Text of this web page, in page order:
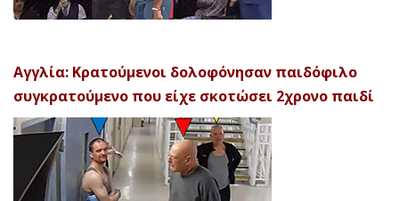
Αγγλία: Κρατούμενοι δολοφόνησαν παιδόφιλο
συγκρατούμενο που είχε σκοτώσει 2χρονο παιδί